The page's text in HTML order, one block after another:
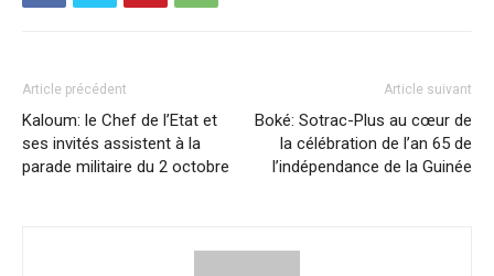
Article précédent
Kaloum: le Chef de l’Etat et
ses invités assistent à la
parade militaire du 2 octobre
Article suivant
Boké: Sotrac-Plus au cœur de
la célébration de l’an 65 de
l’indépendance de la Guinée